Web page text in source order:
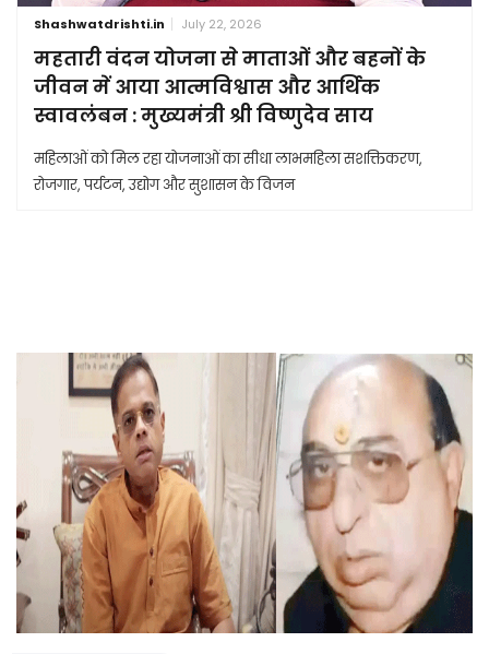
Shashwatdrishti.in July 22, 2026
महतारी वंदन योजना से माताओं और बहनों के
जीवन में आया आत्मविश्वास और आर्थिक
स्वावलंबन : मुख्यमंत्री श्री विष्णुदेव साय
महिलाओं को मिल रहा योजनाओं का सीधा लाभमहिला सशक्तिकरण,
रोजगार, पर्यटन, उद्योग और सुशासन के विजन